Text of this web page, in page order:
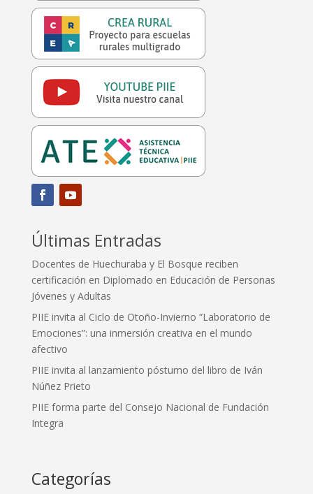
Últimas Entradas
Docentes de Huechuraba y El Bosque reciben
certificación en Diplomado en Educación de Personas
Jóvenes y Adultas
PIIE invita al Ciclo de Otoño-Invierno “Laboratorio de
Emociones”: una inmersión creativa en el mundo
afectivo
PIIE invita al lanzamiento póstumo del libro de Iván
Núñez Prieto
PIIE forma parte del Consejo Nacional de Fundación
Integra
Categorías